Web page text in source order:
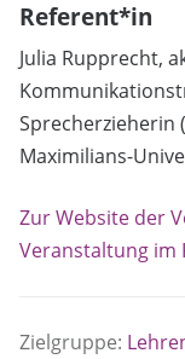
Referent*in
Julia Rupprecht,
Sprecherzieherin
Maximilians-
Zur Website der
Veranstaltung im
Zielgruppe: